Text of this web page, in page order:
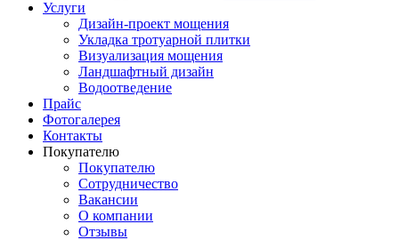
Услуги
Дизайн-проект мощения
Укладка тротуарной плитки
Визуализация мощения
Ландшафтный дизайн
Водоотведение
Прайс
Фотогалерея
Контакты
Покупателю
Покупателю
Сотрудничество
Вакансии
О компании
Отзывы